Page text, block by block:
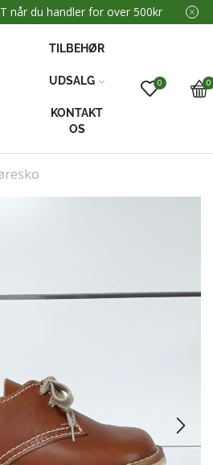
når du handler for over 500kr
TILBEHØR
UDSALG
KONTAKT
OS
0 0